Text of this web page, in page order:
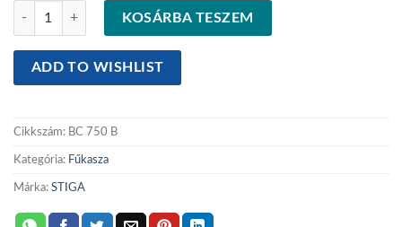
STIGA benzinmotoros bozótvágó BC 750 B (fordulat és üzemóra
KOSÁRBA TESZEM
ADD TO WISHLIST
Cikkszám: BC 750 B
Kategória: Fűkasza
Márka: STIGA